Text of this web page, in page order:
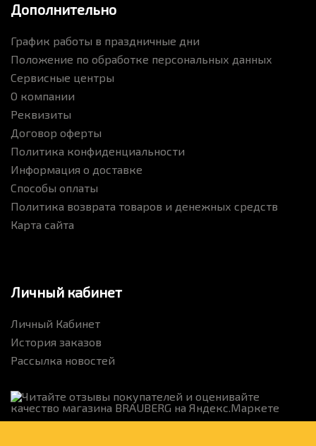
Дополнительно
График работы в праздничные дни
Положение по обработке персональных данных
Сервисные центры
О компании
Реквизиты
Договор оферты
Политика конфиденциальности
Информация о доставке
Способы оплаты
Политика возврата товаров и денежных средств
Карта сайта
Личный кабинет
Личный Кабинет
История заказов
Рассылка новостей